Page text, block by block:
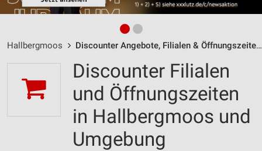
Hallbergmoos Discounter Angebote, Filialen & Öffnungszeiten
Discounter Filialen
und Öffnungszeiten
in Hallbergmoos und
Umgebung